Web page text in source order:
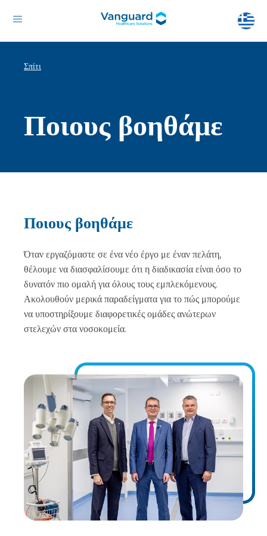
Σπίτι
Ποιους βοηθάμε
Ποιους βοηθάμε
Όταν εργαζόμαστε σε ένα νέο έργο με έναν πελάτη,
θέλουμε να διασφαλίσουμε ότι η διαδικασία είναι όσο το
δυνατόν πιο ομαλή για όλους τους εμπλεκόμενους.
Ακολουθούν μερικά παραδείγματα για το πώς μπορούμε
να υποστηρίξουμε διαφορετικές ομάδες ανώτερων
στελεχών στα νοσοκομεία.